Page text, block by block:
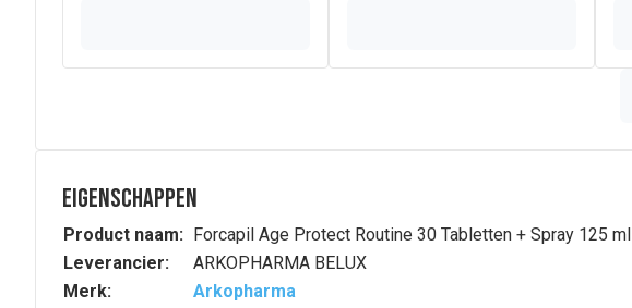
Eigenschappen
Product naam: Forcapil Age Protect Routine 30 Tabletten + Spray 125 ml
Leverancier:
ARKOPHARMA BELUX
Merk:
Arkopharma